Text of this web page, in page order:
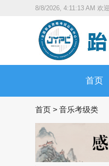
8/8/2026, 4:11:14 AM 欢
首页
首页 > 音乐考级类